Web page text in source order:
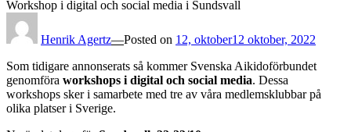
Workshop i digital och social media i Sundsvall
Henrik Agertz—Posted on 12, oktober12 oktober, 2022
Som tidigare annonserats så kommer Svenska Aikidoförbundet
genomföra workshops i digital och social media. Dessa
workshops sker i samarbete med tre av våra medlemsklubbar på
olika platser i Sverige.